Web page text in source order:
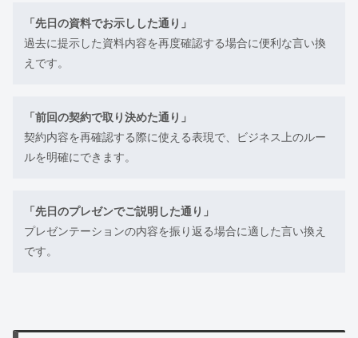
「先日の資料でお示しした通り」
過去に提示した資料内容を再度確認する場合に便利な言い換
えです。
「前回の契約で取り決めた通り」
契約内容を再確認する際に使える表現で、ビジネス上のルー
ルを明確にできます。
「先日のプレゼンでご説明した通り」
プレゼンテーションの内容を振り返る場合に適した言い換え
です。